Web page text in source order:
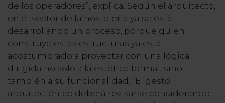
de los operadores”, explica. Según el arquitecto,
en el sector de la hostelería ya se está
desarrollando un proceso, porque quien
construye estas estructuras ya está
acostumbrado a proyectar con una lógica
dirigida no solo a la estética formal, sino
también a su funcionalidad. “El gesto
arquitectónico deberá revisarse considerando